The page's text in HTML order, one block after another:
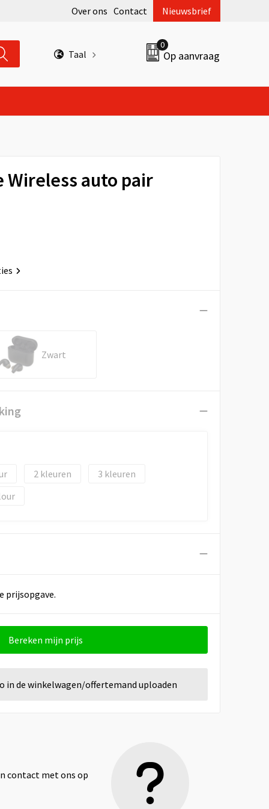
Over ons Contact Nieuwsbrief
Taal
0
Op aanvraag
Wireless auto pair
Zwart
2
3
prijsopgave.
Bereken mijn prijs
in de winkelwagen/offertemand uploaden
contact met ons op